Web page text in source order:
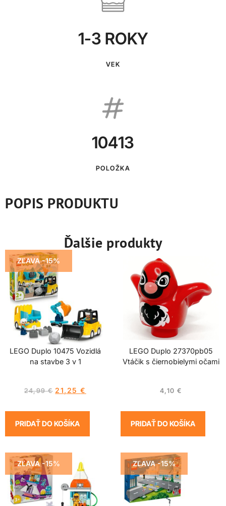
1-3 ROKY
VEK
10413
POLOŽKA
POPIS PRODUKTU
Ďalšie produkty
ZĽAVA -15%
LEGO Duplo 10475 Vozidlá
na stavbe 3 v 1
24,99€ 21,25€
PRIDAŤ DO KOŠÍKA
LEGO Duplo 27370pb05
Vtáčik s čiernobielymi očami
4,10 €
PRIDAŤ DO KOŠÍKA
ZĽAVA -15% ZĽAVA -15%